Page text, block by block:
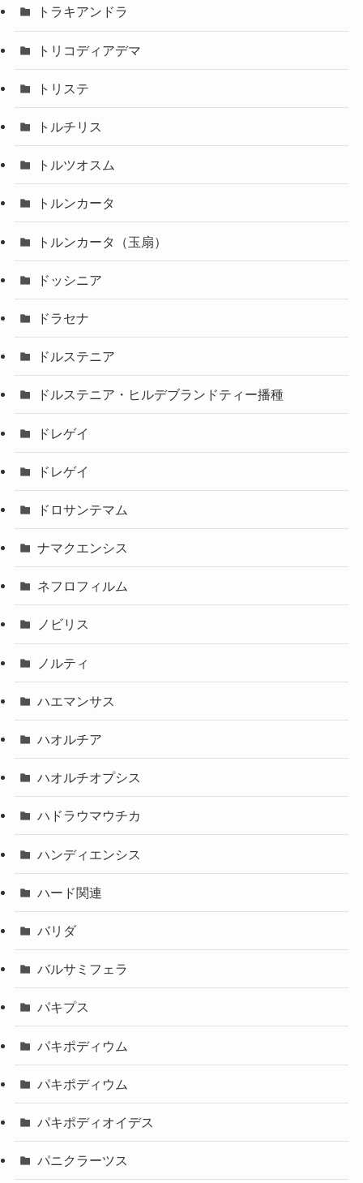
トラキアンドラ
トリコディアデマ
トリステ
トルチリス
トルツオスム
トルンカータ
トルンカータ（玉扇）
ドッシニア
ドラセナ
ドルステニア
ドルステニア・ヒルデブランドティー播種
ドレゲイ
ドレゲイ
ドロサンテマム
ナマクエンシス
ネフロフィルム
ノビリス
ノルティ
ハエマンサス
ハオルチア
ハオルチオプシス
ハドラウマウチカ
ハンディエンシス
ハード関連
バリダ
バルサミフェラ
パキプス
パキポディウム
パキポディウム
パキポディオイデス
パニクラーツス